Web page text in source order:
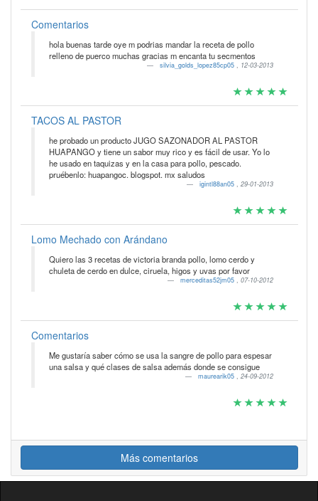
Comentarios
hola buenas tarde oye m podrias mandar la receta de pollo
relleno de puerco muchas gracias m encanta tu secmentos
silvia_golds_lopez85cp05 , 12-03-2013
TACOS AL PASTOR
he probado un producto JUGO SAZONADOR AL PASTOR
HUAPANGO y tiene un sabor muy rico y es fácil de usar. Yo lo
he usado en taquizas y en la casa para pollo, pescado.
pruébenlo: huapangoc. blogspot. mx saludos
igintl88an05 , 29-01-2013
Lomo Mechado con Arándano
Quiero las 3 recetas de victoria branda pollo, lomo cerdo y
chuleta de cerdo en dulce, ciruela, higos y uvas por favor
merceditas52jm05 , 07-10-2012
Comentarios
Me gustaría saber cómo se usa la sangre de pollo para espesar
una salsa y qué clases de salsa además donde se consigue
maurearik05 , 24-09-2012
Más comentarios